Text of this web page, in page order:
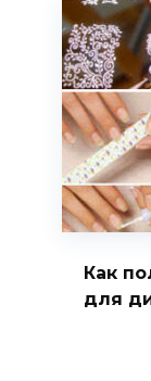
Как
для